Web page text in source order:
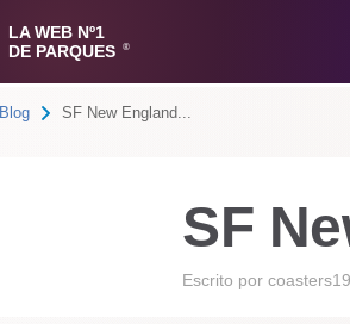
LA WEB Nº1
DE PARQUES
®
Blog SF New England...
SF
Escrito por